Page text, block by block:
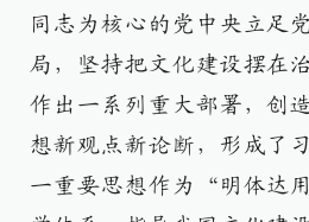
同志为核心的党中央立足
局，坚持把文化建设摆在
作出一系列重大部署，创
想新观点新论断，形成了
一重要思想作为“明体达